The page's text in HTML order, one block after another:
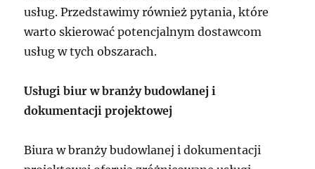
usług. Przedstawimy również pytania, które
warto skierować potencjalnym dostawcom
usług w tych obszarach.
Usługi biur w branży budowlanej i
dokumentacji projektowej
Biura w branży budowlanej i dokumentacji